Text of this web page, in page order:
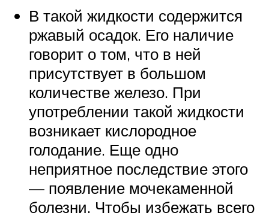
В такой жидкости содержится
ржавый осадок. Его наличие
говорит о том, что в ней
присутствует в большом
количестве железо. При
употреблении такой жидкости
возникает кислородное
голодание. Еще одно
неприятное последствие этого
— появление мочекаменной
болезни. Чтобы избежать всего